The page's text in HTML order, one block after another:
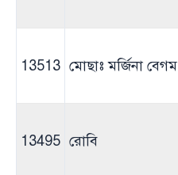
13513 মোছাঃ মর্জিনা বেগম
13495 রোবি